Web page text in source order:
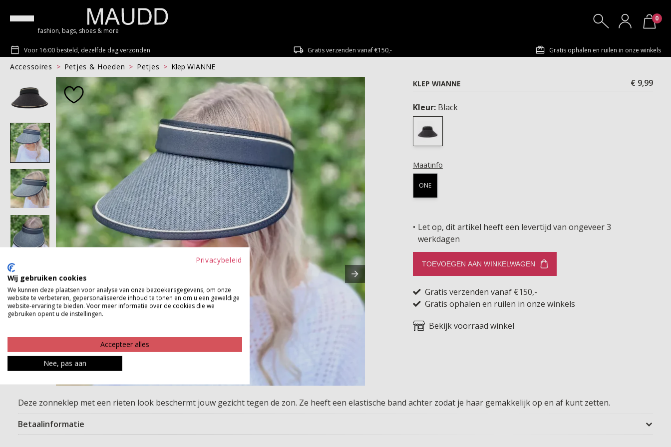
fashion, bags, shoes & more
0
Voor 16:00 besteld, dezelfde dag verzonden Gratis verzenden vanaf €150,- Gratis ophalen en ruilen in onze winkels
Accessoires Petjes & Hoeden Petjes
Klep WIANNE
KLEP WIANNE
€ 9,99
Kleur: Black
Maatinfo
ONE
Let op, dit artikel heeft een levertijd van ongeveer 3
werkdagen
TOEVOEGEN AAN WINKELWAGEN
Gratis verzenden vanaf €150,-
Gratis ophalen en ruilen in onze winkels
Bekijk voorraad winkel
Deze zonneklep met een rieten look beschermt jouw gezicht tegen de zon. Ze heeft een elastische band achter zodat je haar gemakkelijk op en af kunt zetten.
Betaalinformatie
Privacybeleid
Wij gebruiken cookies
We kunnen deze plaatsen voor analyse van onze bezoekersgegevens, om onze
website te verbeteren, gepersonaliseerde inhoud te tonen en om u een geweldige
website-ervaring te bieden. Voor meer informatie over de cookies die we
gebruiken opent u de instellingen.
Accepteer alles
Nee, pas aan